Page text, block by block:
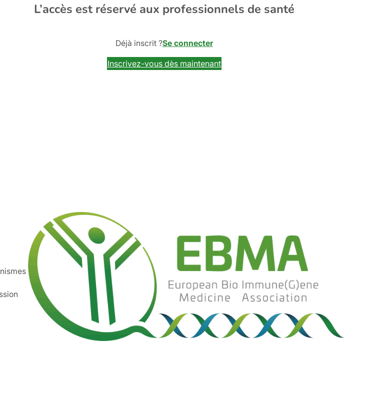
L’accès est réservé aux professionnels de santé
Déjà inscrit ?Se connecter
Inscrivez-vous dès maintenant